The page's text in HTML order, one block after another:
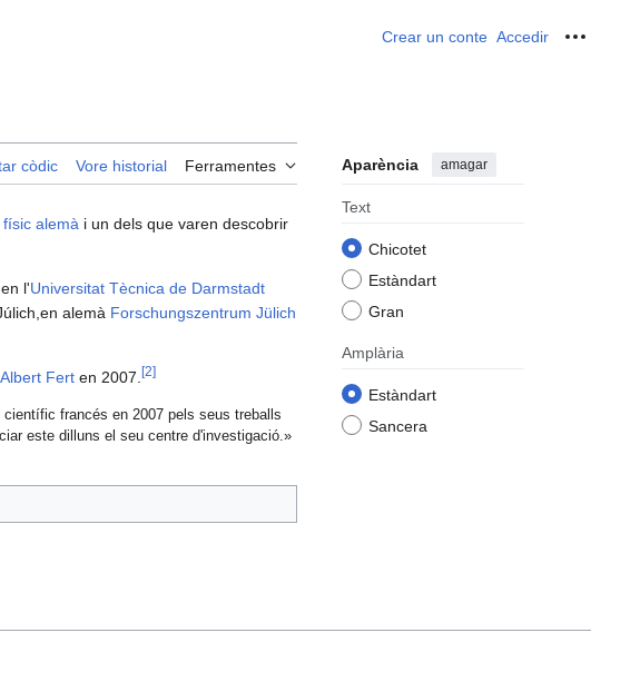
Crear un conte Accedir
còdic Vore historial Ferramentes Aparència amagar
Text
Chicotet
Estàndart
Gran
Amplària
Estàndart
Sancera
físic alemà i un dels que varen descobrir
l'Universitat Tècnica de Darmstadt
alemà Forschungszentrum Jülich
Albert Fert en 2007. [2]
francés en 2007 pels seus treballs
este dilluns el seu centre d'investigació.»